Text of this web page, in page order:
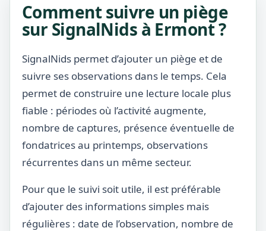
Comment suivre un piège
sur SignalNids à Ermont ?
SignalNids permet d’ajouter un piège et de
suivre ses observations dans le temps. Cela
permet de construire une lecture locale plus
fiable : périodes où l’activité augmente,
nombre de captures, présence éventuelle de
fondatrices au printemps, observations
récurrentes dans un même secteur.
Pour que le suivi soit utile, il est préférable
d’ajouter des informations simples mais
régulières : date de l’observation, nombre de